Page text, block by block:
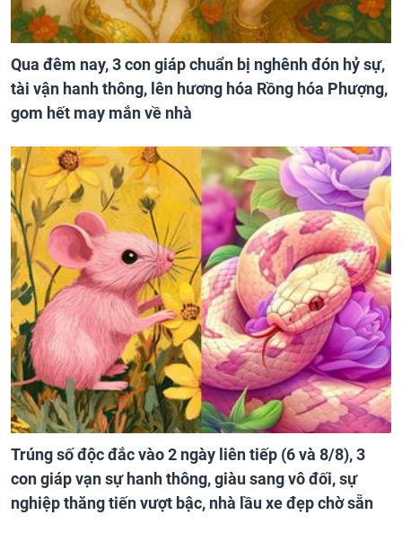
Qua đêm nay, 3 con giáp chuẩn bị nghênh đón hỷ sự,
tài vận hanh thông, lên hương hóa Rồng hóa Phượng,
gom hết may mắn về nhà
Trúng số độc đắc vào 2 ngày liên tiếp (6 và 8/8), 3
con giáp vạn sự hanh thông, giàu sang vô đối, sự
nghiệp thăng tiến vượt bậc, nhà lầu xe đẹp chờ sẵn